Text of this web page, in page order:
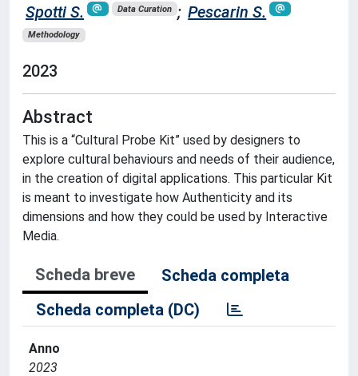
Spotti S. Data Curation ; Pescarin S.
Methodology
2023
Abstract
This is a “Cultural Probe Kit” used by designers to
explore cultural behaviours and needs of their audience,
in the creation of digital applications. This particular Kit
is meant to investigate how Authenticity and its
dimensions and how they could be used by Interactive
Media.
Scheda breve
Scheda completa
Scheda completa (DC)
Anno
2023